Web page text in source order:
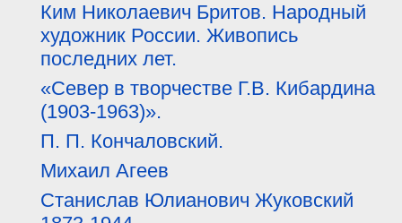
Ким Николаевич Бритов. Народный
художник России. Живопись
последних лет.
«Север в творчестве Г.В. Кибардина
(1903-1963)».
П. П. Кончаловский.
Михаил Агеев
Станислав Юлианович Жуковский